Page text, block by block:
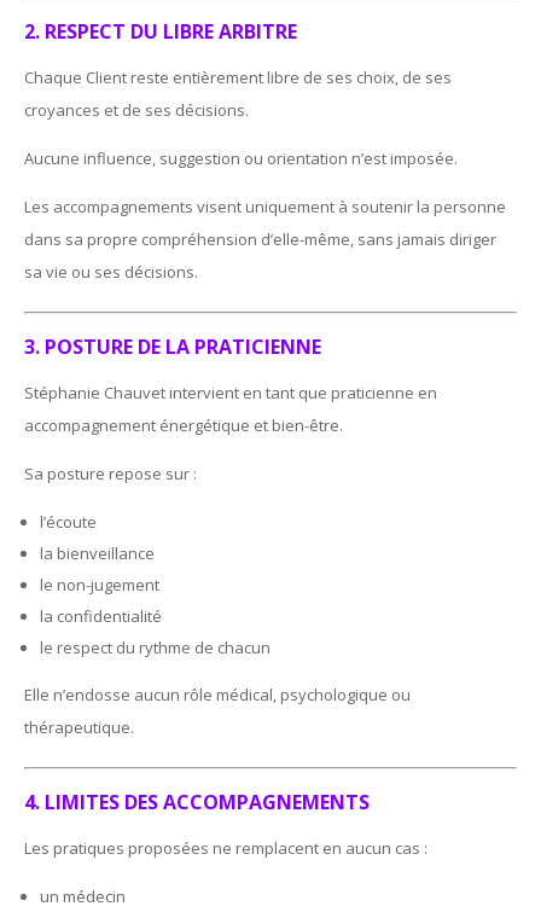
2. RESPECT DU LIBRE ARBITRE
Chaque Client reste entièrement libre de ses choix, de ses
croyances et de ses décisions.
Aucune influence, suggestion ou orientation n’est imposée.
Les accompagnements visent uniquement à soutenir la personne
dans sa propre compréhension d’elle-même, sans jamais diriger
sa vie ou ses décisions.
3. POSTURE DE LA PRATICIENNE
Stéphanie Chauvet intervient en tant que praticienne en
accompagnement énergétique et bien-être.
Sa posture repose sur :
l’écoute
la bienveillance
le non-jugement
la confidentialité
le respect du rythme de chacun
Elle n’endosse aucun rôle médical, psychologique ou
thérapeutique.
4. LIMITES DES ACCOMPAGNEMENTS
Les pratiques proposées ne remplacent en aucun cas :
un médecin